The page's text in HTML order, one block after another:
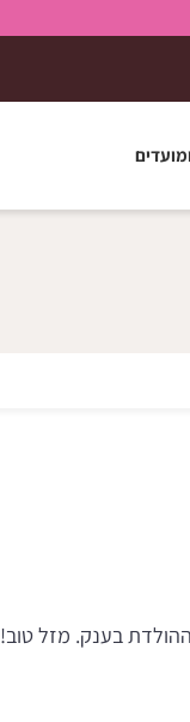
בענק. מזל טוב!